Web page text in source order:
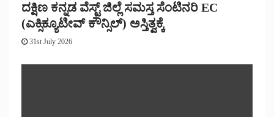
ದಕ್ಷಿಣ ಕನ್ನಡ ವೆಸ್ಟ್ ಜಿಲ್ಲೆ ಸಮಸ್ತ ಸೆಂಟಿನರಿ EC
(ಎಕ್ಸಿಕ್ಯೂಟೀವ್ ಕೌನ್ಸಿಲ್) ಅಸ್ತಿತ್ವಕ್ಕೆ
31st July 2026